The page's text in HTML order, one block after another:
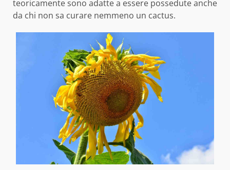
teoricamente sono adatte a essere possedute anche
da chi non sa curare nemmeno un cactus.